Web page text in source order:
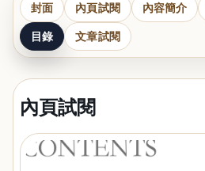
封面 內頁試閱 內容簡介
目錄 文章試閱
內頁試閱